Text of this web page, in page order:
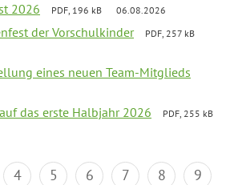
2026 PDF, 196 kB 06.08.2026
der Vorschulkinder
PDF, 257 kB
eines neuen Team-Mitglieds
das erste Halbjahr 2026
PDF, 255 kB
4 5 6 7 8
9